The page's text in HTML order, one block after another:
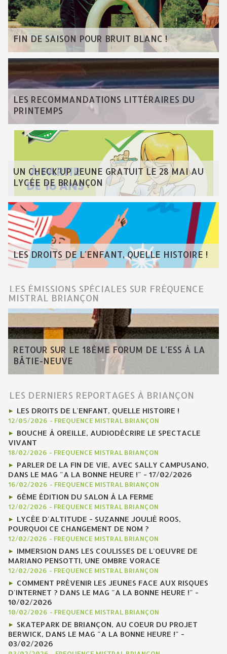
FIN DE SAISON POUR BRUIT BLANC !
LES RECOMMANDATIONS LITTÉRAIRES DU
PRINTEMPS
UN CHECK'UP JEUNE GRATUIT LE 28 MAI AU
LYCÉE DE BRIANÇON
LES DROITS DE L'ENFANT, QUELLE HISTOIRE !
LES ÉMISSIONS SPÉCIALES SUR FRÉQUENCE
MISTRAL BRIANÇON
RETOUR SUR LE 18ÈME FORUM DE L'ESS À LA
BÂTIE-NEUVE
LES DERNIERS REPORTAGES À BRIANÇON
LES DROITS DE L'ENFANT, QUELLE HISTOIRE !
12/05/2026 - FREQUENCE MISTRAL BRIANÇON
BOUCHE À OREILLE, AUDIODÉCRIRE LE SPECTACLE
VIVANT
18/02/2026 - FREQUENCE MISTRAL BRIANÇON
PARLER DE LA FIN DE VIE, AVEC SALLY CAMPUSANO,
DANS LE MAG "A LA BONNE HEURE !" - 17/02/2026
16/02/2026 - FREQUENCE MISTRAL BRIANÇON
6ÈME ÉDITION DU SALON À LA FERME
12/02/2026 - FREQUENCE MISTRAL BRIANÇON
LYCÉE D'ALTITUDE - SUZANNE JOULIÉ ROOS,
POURQUOI CE CHANGEMENT DE NOM ?
12/02/2026 - FREQUENCE MISTRAL BRIANÇON
IMMERSION DANS LES COULISSES DE L'OEUVRE DE
MARIANO PENSOTTI, UNE OMBRE VORACE
12/02/2026 - FREQUENCE MISTRAL BRIANÇON
COMMENT PRÉVENIR LES JEUNES FACE AUX RISQUES
D'INTERNET ? DANS LE MAG "A LA BONNE HEURE !" -
10/02/2026
10/02/2026 - FREQUENCE MISTRAL BRIANÇON
SKATEPARK DE BRIANÇON, AU COEUR DU PROJET
BERWICK, DANS LE MAG "A LA BONNE HEURE !" -
03/02/2026